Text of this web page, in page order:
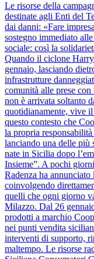
Le risorse della
destinate agli Enti del
dai danni: «Fare
sostegno immediato
sociale: così la
Quando il ciclone
gennaio, lasciando
infrastrutture
comunità alle prese con
non è arrivata soltanto
quotidianamente, vive
questo contesto che
la propria responsabilità
lanciando una delle
nate in Sicilia dopo
Insieme”. A pochi
Radenza ha
coinvolgendo
quelli che ogni giorno
Milazzo. Dal 26
prodotti a marchio
nei punti vendita
interventi di supporto,
maltempo. Le risorse